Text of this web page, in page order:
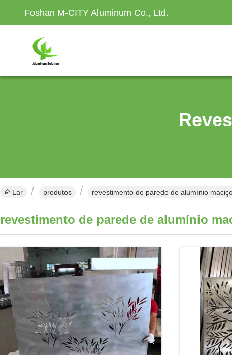
Foshan M-CITY Aluminum Co., Ltd.
Lar produtos revestimento de parede de alumínio
revestimento de parede de alumínio